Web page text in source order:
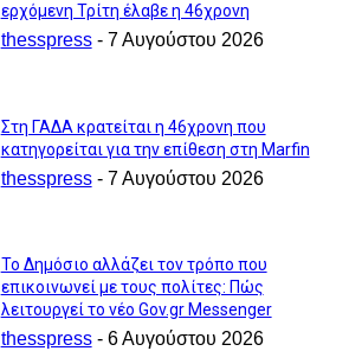
ερχόμενη Τρίτη έλαβε η 46χρονη
thesspress - 7 Αυγούστου 2026
Στη ΓΑΔΑ κρατείται η 46χρονη που
κατηγορείται για την επίθεση στη Marfin
thesspress - 7 Αυγούστου 2026
Το Δημόσιο αλλάζει τον τρόπο που
επικοινωνεί με τους πολίτες: Πώς
λειτουργεί το νέο Gov.gr Messenger
thesspress - 6 Αυγούστου 2026